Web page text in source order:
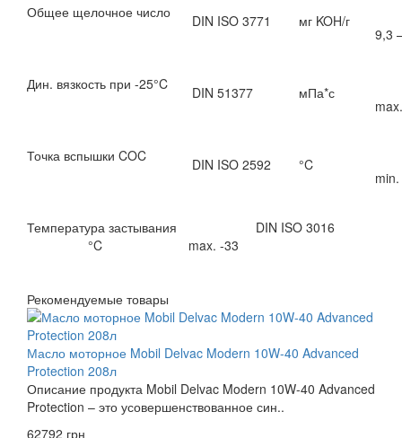
Общее щелочное число DIN ISO 3771 мг KOH/г
9,3
Дин. вязкость при -25°C DIN 51377 мПа*с
Точка вспышки COC DIN ISO 2592 °C
Температура застывания DIN ISO 3016
°C max. -33
Рекомендуемые товары
Масло моторное Mobil Delvac Modern 10W-40 Advanced
Protection 208л
Описание продукта Mobil Delvac Modern 10W-40 Advanced
Protection – это усовершенствованное син..
62792 грн